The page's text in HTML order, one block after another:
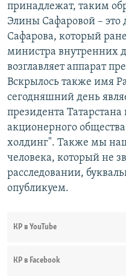
принадлежат, таким
Элины Сафаровой – это
Сафарова, который
министра внутренних
возглавляет аппарат
Вскрылось также имя
сегодняшний день
президента
акционерного
холдинг". Также мы
человека, который не
расследовании,
опубликуем.
КР в YouTube
КР в Facebook